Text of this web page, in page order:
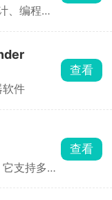
、编程与
软件
查看
支持多种
查看